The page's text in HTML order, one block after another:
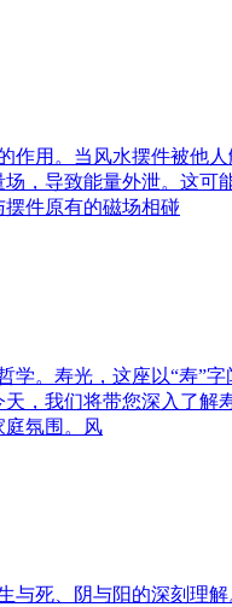
用。当风水摆件被他
，导致能量外泄。这可
件原有的磁场相碰
。寿光，这座以“寿”
，我们将带您深入了解
庭氛围。风
死、阴与阳的深刻理